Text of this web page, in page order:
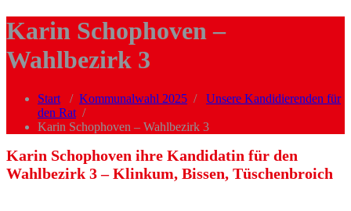
Karin Schophoven –
Wahlbezirk 3
Start / Kommunalwahl 2025 / Unsere Kandidierenden für
den Rat /
Karin Schophoven – Wahlbezirk 3
Karin Schophoven ihre Kandidatin für den
Wahlbezirk 3 – Klinkum, Bissen, Tüschenbroich